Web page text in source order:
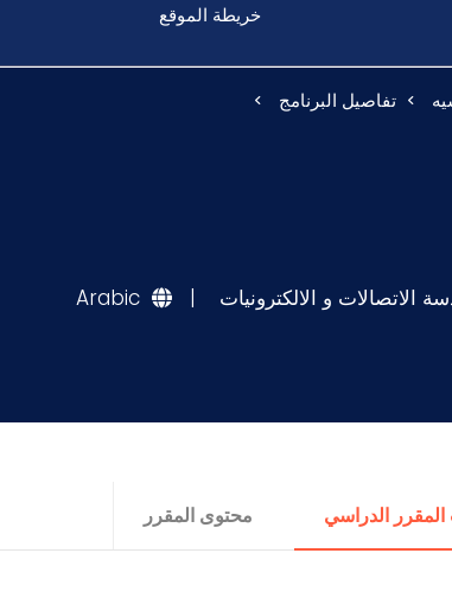
خريطة الموقع
تفاصيل البرنامج
الاتصالات و الالكترونيات |
Arabic
الدراسي محتوى المقرر